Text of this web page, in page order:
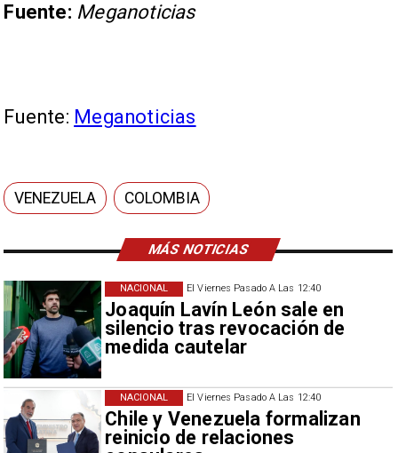
MÁS NOTICIAS
El Viernes Pasado A Las 12:40
Joaquín Lavín León sale en
silencio tras revocación de
medida cautelar
NACIONAL
El Viernes Pasado A Las 12:40
Chile y Venezuela formalizan
reinicio de relaciones
NACIONAL
Fuente: Meganoticias
Fuente: Meganoticias
VENEZUELA COLOMBIA